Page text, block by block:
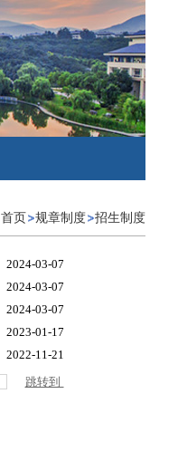
首页 规章制度 招生制度
2024-03-07
2024-03-07
2024-03-07
2023-01-17
2022-11-21
跳转到